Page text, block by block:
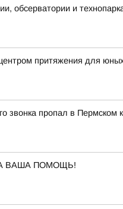
обсерватории и
притяжения для
звонка пропал в Пермском
ВАША ПОМОЩЬ!